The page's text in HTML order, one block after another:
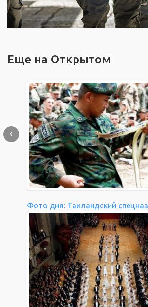
Еще на Открытом
Фото дня: Таиландский спецназ
‹